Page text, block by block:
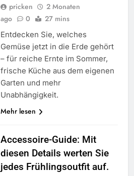
pricken
2 Monaten
ago
0 27 mins
Entdecken Sie, welches
Gemüse jetzt in die Erde gehört
– für reiche Ernte im Sommer,
frische Küche aus dem eigenen
Garten und mehr
Unabhängigkeit.
Mehr lesen
Accessoire-Guide: Mit
diesen Details werten Sie
jedes Frühlingsoutfit auf.